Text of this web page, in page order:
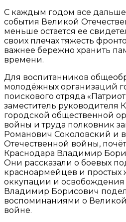
С каждым годом все
события Великой
меньше остается ее
своих плечах тяжесть
важнее бережно хранить
времени.
Для воспитанников
молодёжных организаций
поискового отряда
заместитель руководителя
городской общественной
войны и труда полковник
Романович Соколовский и
Отечественной войны,
Краснодара Владимир
Они рассказали о боевых
красноармейцев и простых
оккупации и освобождения
Владимир Борисович
воспоминаниями о
войне.